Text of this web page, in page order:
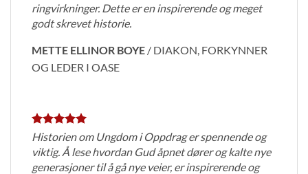
ringvirkninger. Dette er en inspirerende og meget
godt skrevet historie.
METTE ELLINOR BOYE / DIAKON, FORKYNNER
OG LEDER I OASE
Historien om Ungdom i Oppdrag er spennende og
viktig. Å lese hvordan Gud åpnet dører og kalte nye
generasjoner til å gå nye veier, er inspirerende og